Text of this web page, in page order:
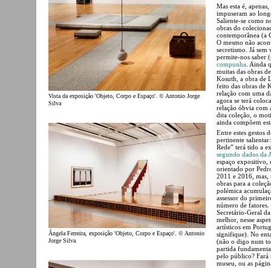
Vista da exposição 'Objeto, Corpo e Espaço'. © Antonio Jorge
Silva
Ângela Ferreira, exposição 'Objeto, Corpo e Espaço'. © Antonio
Jorge Silva
Mas esta é,
impuseram ao
Saliente-se como
obras do
contemporânea (a
O mesmo não
secretismo. Já
permite-nos saber
compunha . Ainda
muitas das obras
Kosuth, a obra de
feito das obras de
relação com uma
agora se terá
relação óbvia com
dita coleção, o
ainda compõem
Entre estes gestos
pertinente
Rede” terá tido a
segundo dados da
espaço expositivo,
orientado por
2011 e 2016, mas,
obras para a
polémica
assessor do
número de
Secretário-Geral
melhor, nesse
artísticos em
signifique). No
(não o digo num
partida
pelo público? Fará
museu, ou as